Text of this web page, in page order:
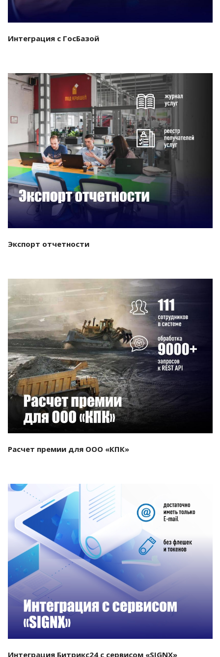
Интеграция с ГосБазой
Смотреть проект
Экспорт отчетности
Смотреть проект
Расчет премии для ООО «КПК»
Смотреть проект
Интеграция Битрикс24 с сервисом «SIGNX»